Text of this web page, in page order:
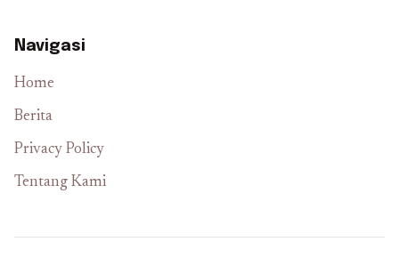
Navigasi
Home
Berita
Privacy Policy
Tentang Kami